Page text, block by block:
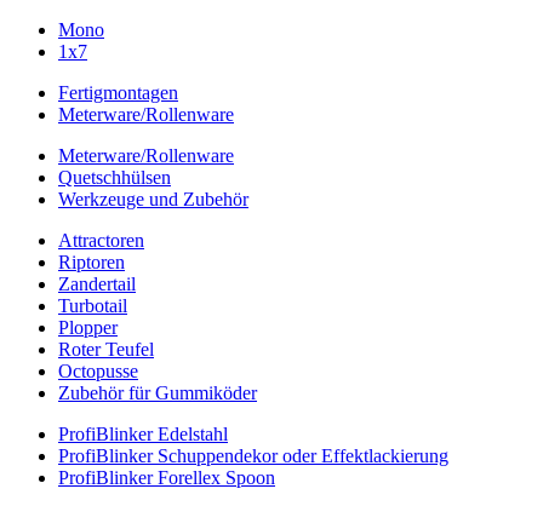
Mono
1x7
Fertigmontagen
Meterware/Rollenware
Meterware/Rollenware
Quetschhülsen
Werkzeuge und Zubehör
Attractoren
Riptoren
Zandertail
Turbotail
Plopper
Roter Teufel
Octopusse
Zubehör für Gummiköder
ProfiBlinker Edelstahl
ProfiBlinker Schuppendekor oder Effektlackierung
ProfiBlinker Forellex Spoon